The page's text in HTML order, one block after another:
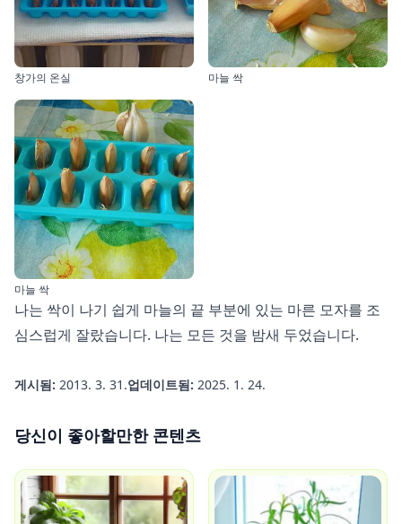
창가의 온실 마늘 싹
마늘 싹
나는 싹이 나기 쉽게 마늘의 끝 부분에 있는 마른 모자를 조
심스럽게 잘랐습니다. 나는 모든 것을 밤새 두었습니다.
게시됨: 2013. 3. 31.업데이트됨: 2025. 1. 24.
당신이 좋아할만한 콘텐츠